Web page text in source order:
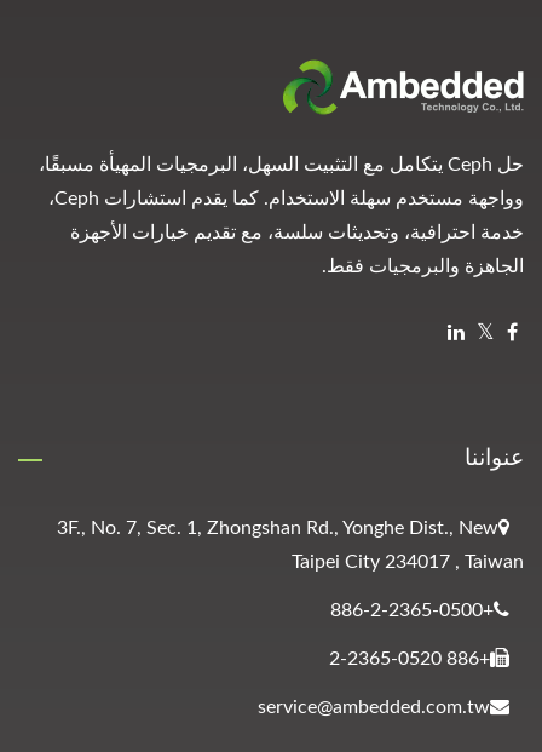
حل Ceph يتكامل مع التثبيت السهل، البرمجيات المهيأة مسبقًا،
وواجهة مستخدم سهلة الاستخدام. كما يقدم استشارات Ceph،
خدمة احترافية، وتحديثات سلسة، مع تقديم خيارات الأجهزة
الجاهزة والبرمجيات فقط.
عنواننا
3F., No. 7, Sec. 1, Zhongshan Rd., Yonghe Dist., New
Taipei City 234017 , Taiwan
+886-2-2365-0500
+886 2-2365-0520
service@ambedded.com.tw